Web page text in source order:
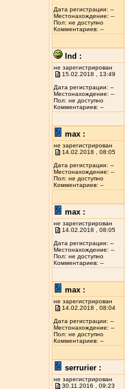
Дата регистрации: --
Местонахождение: --
Пол: не доступно
Комментариев: --
lnd :
не зарегистрирован
15.02.2018 , 13:49
Дата регистрации: --
Местонахождение: --
Пол: не доступно
Комментариев: --
max :
не зарегистрирован
14.02.2018 , 08:05
Дата регистрации: --
Местонахождение: --
Пол: не доступно
Комментариев: --
max :
не зарегистрирован
14.02.2018 , 08:05
Дата регистрации: --
Местонахождение: --
Пол: не доступно
Комментариев: --
max :
не зарегистрирован
14.02.2018 , 08:04
Дата регистрации: --
Местонахождение: --
Пол: не доступно
Комментариев: --
serrurier :
не зарегистрирован
30.11.2016 , 09:23